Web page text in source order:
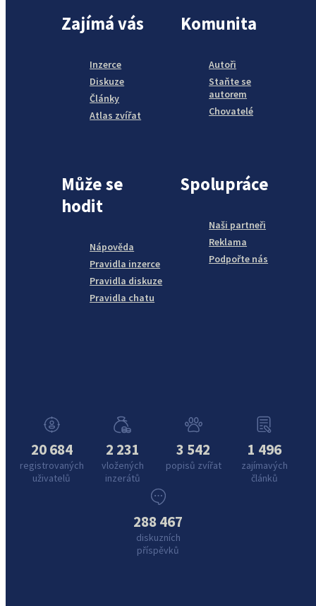
Zajímá vás
Inzerce
Diskuze
Články
Atlas zvířat
Komunita
Autoři
Staňte se
autorem
Chovatelé
Může se
hodit
Nápověda
Pravidla inzerce
Pravidla diskuze
Pravidla chatu
Spolupráce
Naši partneři
Reklama
Podpořte nás
20 684
registrovaných
uživatelů
2 231
vložených
inzerátů
3 542
popisů zvířat
1 496
zajímavých
článků
288 467
diskuzních
příspěvků